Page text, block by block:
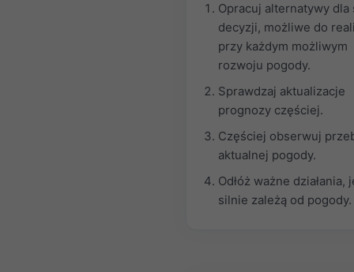
Opracuj alternatywy dla
decyzji, możliwe do
przy każdym możliwym
rozwoju pogody.
Sprawdzaj aktualizacje
prognozy częściej.
Częściej obserwuj
aktualnej pogody.
Odłóż ważne działania,
silnie zależą od pogody.